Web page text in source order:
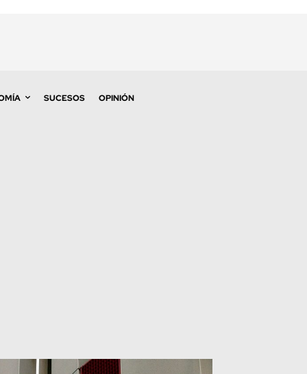
SUCESOS OPINIÓN